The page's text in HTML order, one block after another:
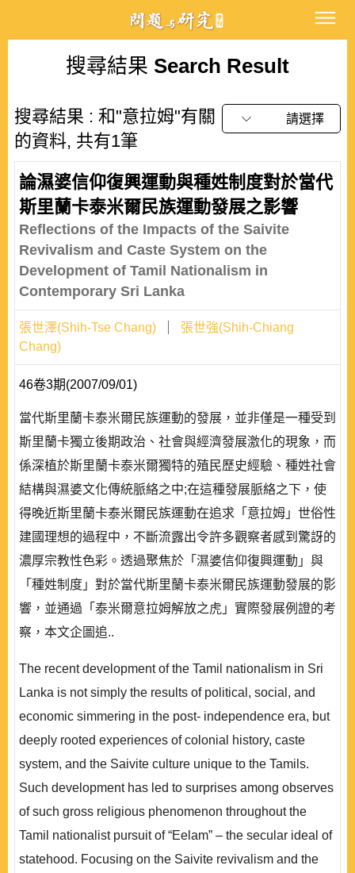
搜尋結果 Search Result
搜尋結果 : 和"意拉姆"有關
的資料, 共有1筆
請選擇
論濕婆信仰復興運動與種姓制度對於當代
斯里蘭卡泰米爾民族運動發展之影響
Reflections of the Impacts of the Saivite
Revivalism and Caste System on the
Development of Tamil Nationalism in
Contemporary Sri Lanka
張世澤(Shih-Tse Chang)
張世強(Shih-Chiang
Chang)
46卷3期(2007/09/01)
當代斯里蘭卡泰米爾民族運動的發展，並非僅是一種受到
斯里蘭卡獨立後期政治、社會與經濟發展激化的現象，而
係深植於斯里蘭卡泰米爾獨特的殖民歷史經驗、種姓社會
結構與濕婆文化傳統脈絡之中;在這種發展脈絡之下，使
得晚近斯里蘭卡泰米爾民族運動在追求「意拉姆」世俗性
建國理想的過程中，不斷流露出令許多觀察者感到驚訝的
濃厚宗教性色彩。透過聚焦於「濕婆信仰復興運動」與
「種姓制度」對於當代斯里蘭卡泰米爾民族運動發展的影
響，並通過「泰米爾意拉姆解放之虎」實際發展例證的考
察，本文企圖追..
The recent development of the Tamil nationalism in Sri
Lanka is not simply the results of political, social, and
economic simmering in the post- independence era, but
deeply rooted experiences of colonial history, caste
system, and the Saivite culture unique to the Tamils.
Such development has led to surprises among observes
of such gross religious phenomenon throughout the
Tamil nationalist pursuit of “Eelam” – the secular ideal of
statehood. Focusing on the Saivite revivalism and the